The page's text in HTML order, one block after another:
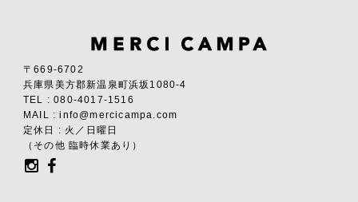
〒669-6702
兵庫県美方郡新温泉町浜坂1080-4
TEL : 080-4017-1516
MAIL : info@mercicampa.com
定休日 : 火／日曜日
（その他 臨時休業あり）